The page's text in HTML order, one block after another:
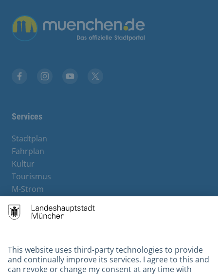
Übergreifende Links
Services
Stadtplan
Fahrplan
Kultur
Tourismus
M-Strom
Hotels
Contact
Barrierefreiheit